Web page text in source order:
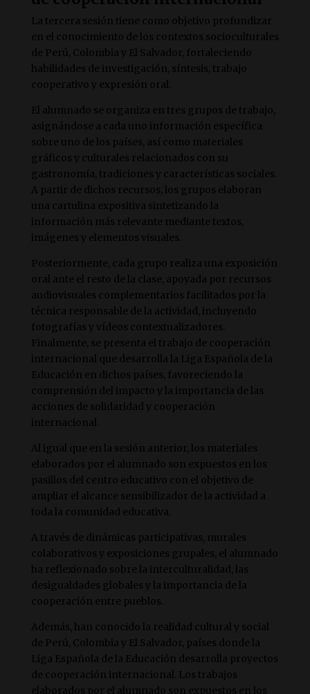
La tercera sesión tiene como objetivo profundizar
en el conocimiento de los contextos socioculturales
de Perú, Colombia y El Salvador, fortaleciendo
habilidades de investigación, síntesis, trabajo
cooperativo y expresión oral.
El alumnado se organiza en tres grupos de trabajo,
asignándose a cada uno información específica
sobre uno de los países, así como materiales
gráficos y culturales relacionados con su
gastronomía, tradiciones y características sociales.
A partir de dichos recursos, los grupos elaboran
una cartulina expositiva sintetizando la
información más relevante mediante textos,
imágenes y elementos visuales.
Posteriormente, cada grupo realiza una exposición
oral ante el resto de la clase, apoyada por recursos
audiovisuales complementarios facilitados por la
técnica responsable de la actividad, incluyendo
fotografías y vídeos contextualizadores.
Finalmente, se presenta el trabajo de cooperación
internacional que desarrolla la Liga Española de la
Educación en dichos países, favoreciendo la
comprensión del impacto y la importancia de las
acciones de solidaridad y cooperación
internacional.
Al igual que en la sesión anterior, los materiales
elaborados por el alumnado son expuestos en los
pasillos del centro educativo con el objetivo de
ampliar el alcance sensibilizador de la actividad a
toda la comunidad educativa.
A través de dinámicas participativas, murales
colaborativos y exposiciones grupales, el alumnado
ha reflexionado sobre la interculturalidad, las
desigualdades globales y la importancia de la
cooperación entre pueblos.
Además, han conocido la realidad cultural y social
de Perú, Colombia y El Salvador, países donde la
Liga Española de la Educación desarrolla proyectos
de cooperación internacional. Los trabajos
elaborados por el alumnado son expuestos en los